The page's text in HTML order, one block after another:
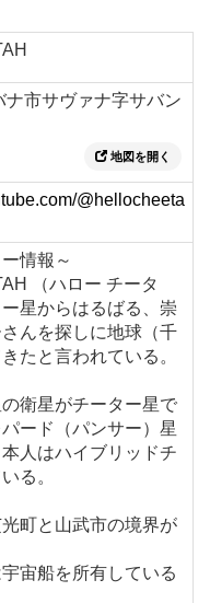
ナ市サヴァナ字サバン
地図を開く
@hellocheeta
情報～
（ハロー チータ
星からはるばる、崇
んを探しに地球（千
たと言われている。
衛星がチーター星で
ード（パンサー）星
人はハイブリッドチ
る。
町と山武市の境界が
宙船を所有している